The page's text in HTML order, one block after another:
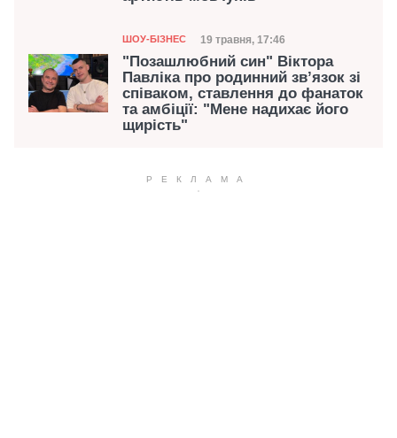
Категорія
ШОУ-БІЗНЕС Дата публікації
19 травня, 17:46
"Позашлюбний син" Віктора
Павліка про родинний звʼязок зі
співаком, ставлення до фанаток
та амбіції: "Мене надихає його
щирість"